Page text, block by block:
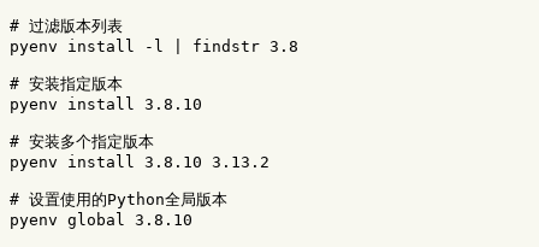
# 过滤版本列表
pyenv install -l | findstr 3.8
# 安装指定版本
pyenv install 3.8.10
# 安装多个指定版本
pyenv install 3.8.10 3.13.2
# 设置使用的Python全局版本
pyenv global 3.8.10